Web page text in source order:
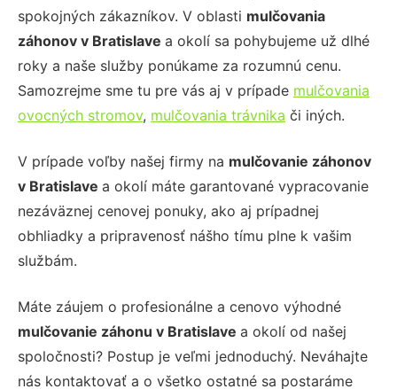
spokojných zákazníkov. V oblasti mulčovania
záhonov v Bratislave a okolí sa pohybujeme už dlhé
roky a naše služby ponúkame za rozumnú cenu.
Samozrejme sme tu pre vás aj v prípade mulčovania
ovocných stromov, mulčovania trávnika či iných.
V prípade voľby našej firmy na mulčovanie záhonov
v Bratislave a okolí máte garantované vypracovanie
nezáväznej cenovej ponuky, ako aj prípadnej
obhliadky a pripravenosť nášho tímu plne k vašim
službám.
Máte záujem o profesionálne a cenovo výhodné
mulčovanie záhonu v Bratislave a okolí od našej
spoločnosti? Postup je veľmi jednoduchý. Neváhajte
nás kontaktovať a o všetko ostatné sa postaráme